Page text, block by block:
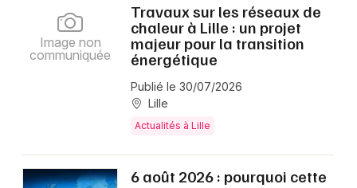
Travaux sur les réseaux de
chaleur à Lille : un projet
majeur pour la transition
énergétique
Publié le 30/07/2026
Lille
Actualités à Lille
Image non
communiquée
6 août 2026 : pourquoi cette